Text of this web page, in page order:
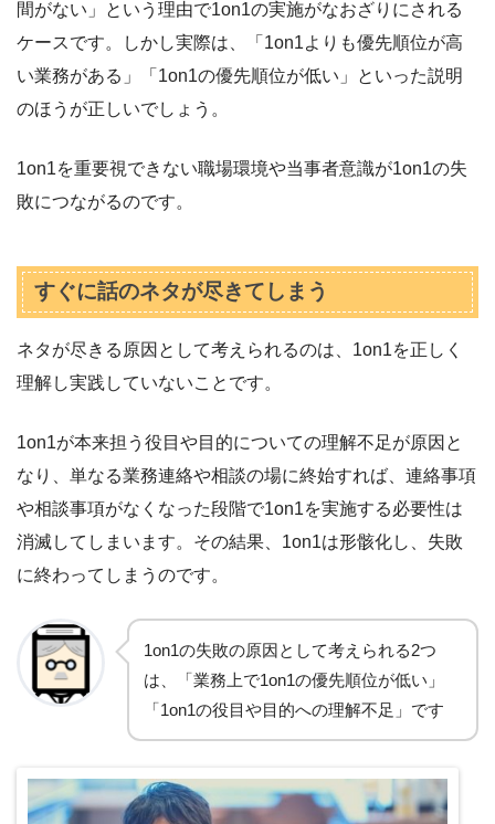
間がない」という理由で1on1の実施がなおざりにされる
ケースです。しかし実際は、「1on1よりも優先順位が高
い業務がある」「1on1の優先順位が低い」といった説明
のほうが正しいでしょう。
1on1を重要視できない職場環境や当事者意識が1on1の失
敗につながるのです。
すぐに話のネタが尽きてしまう
ネタが尽きる原因として考えられるのは、1on1を正しく
理解し実践していないことです。
1on1が本来担う役目や目的についての理解不足が原因と
なり、単なる業務連絡や相談の場に終始すれば、連絡事項
や相談事項がなくなった段階で1on1を実施する必要性は
消滅してしまいます。その結果、1on1は形骸化し、失敗
に終わってしまうのです。
1on1の失敗の原因として考えられる2つ
は、「業務上で1on1の優先順位が低い」
「1on1の役目や目的への理解不足」です